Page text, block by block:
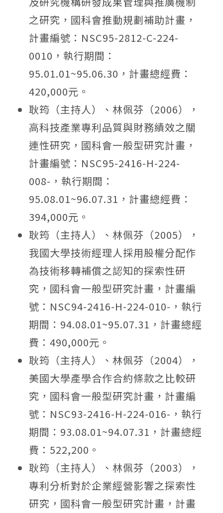
之研究，國科會推動規劃補助計畫，
計畫編號：NSC95-2812-C-224-
0010，執行期間：
95.01.01~95.06.30，計畫總經費：
420,000元。
耿筠（主持人）、林佩芬（2006），
高科技產業專利品質與財務績效之關
連性研究，國科會一般型研究計畫，
計畫編號：NSC95-2416-H-224-
008-，執行期間：
95.08.01~96.07.31，計畫總經費：
394,000元。
耿筠（主持人）、林佩芬（2005），
我國大學技術經理人採用股權分配作
為技術移轉補償之認知的探索性研
究，國科會一般型研究計畫，計畫編
號：NSC94-2416-H-224-010-，執行
期間：94.08.01~95.07.31，計畫總經
費：490,000元。
耿筠（主持人）、林佩芬（2004），
美國大學產學合作合約條款之比較研
究，國科會一般型研究計畫，計畫編
號：NSC93-2416-H-224-016-，執行
期間：93.08.01~94.07.31，計畫總經
費：522,200。
耿筠（主持人）、林佩芬（2003），
專利分析對於企業經營影響之探索性
研究，國科會一般型研究計畫，計畫